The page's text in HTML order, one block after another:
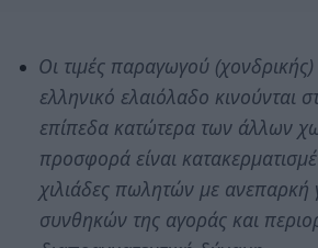
Οι τιμές παραγωγού (χονδρικής)
ελληνικό ελαιόλαδο κινούνται
επίπεδα κατώτερα των άλλων
προσφορά είναι
χιλιάδες πωλητών με
συνθηκών της αγοράς και